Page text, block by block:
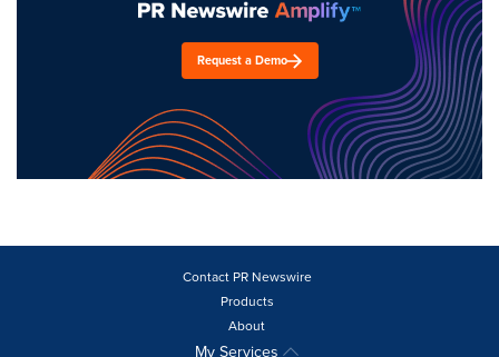
Request a Demo
Contact PR Newswire
Products
About
My Services